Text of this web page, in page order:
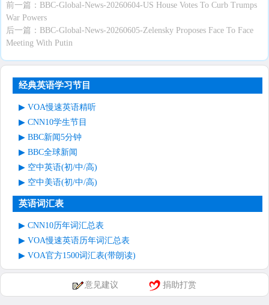
前一篇： BBC-Global-News-20260604-US House Votes To Curb Trumps
War Powers
后一篇： BBC-Global-News-20260605-Zelensky Proposes Face To Face
Meeting With Putin
经典英语学习节目
VOA慢速英语精听
CNN10学生节目
BBC新闻5分钟
BBC全球新闻
空中英语(初/中/高)
空中美语(初/中/高)
英语词汇表
CNN10历年词汇总表
VOA慢速英语历年词汇总表
VOA官方1500词汇表(带朗读)
意见建议 捐助打赏